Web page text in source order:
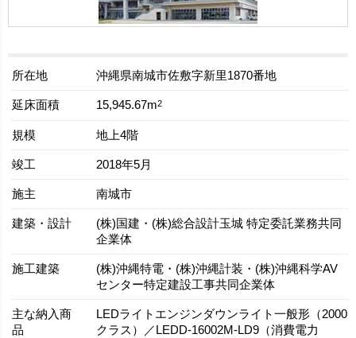
所在地 沖縄県南城市佐敷字新里1870番地
延床面積 15,945.67m2
規模 地上4階
竣工 2018年5月
施主 南城市
建築・設計
(株)国建・(株)総合設計玉城 特定委託業務共同
企業体
施工建築
(株)沖縄特電・(株)沖縄計装・(株)沖縄科学AV
センター特定建設工事共同企業体
主な納入商
品
LEDライトエンジンダウンライト一般形（2000
クラス）／LEDD-16002M-LD9（消費電力